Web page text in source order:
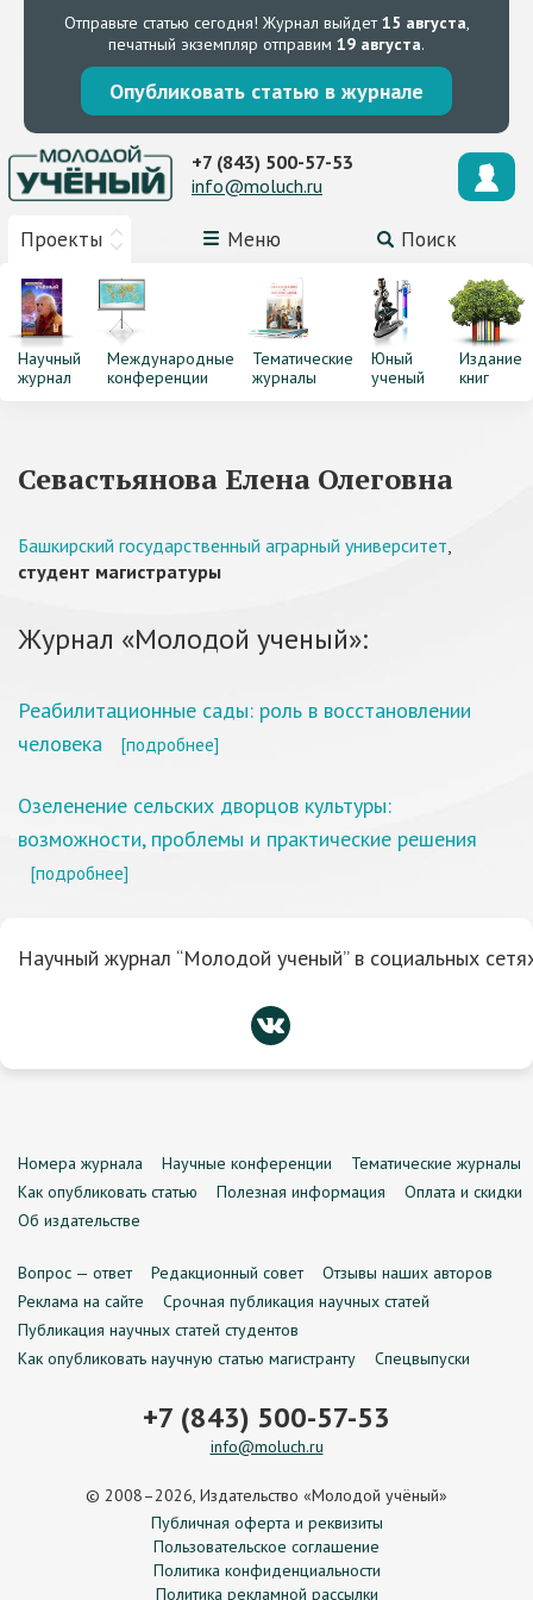
Отправьте статью сегодня! Журнал выйдет15 августа,
печатный экземпляр отправим 19 августа.
Опубликовать статью в журнале
Проекты Меню Поиск
+7 (843) 500-57-53
info@moluch.ru
Научный
журнал
Международные
конференции
Тематические
журналы
Юный
ученый
Издание
книг
Севастьянова Елена Олеговна
Башкирский государственный аграрный университет,
студент магистратуры
Журнал «Молодой ученый»:
Реабилитационные сады: роль в восстановлении
человека
[подробнее]
Озеленение сельских дворцов культуры:
возможности, проблемы и практические решения
[подробнее]
Научный журнал “Молодой ученый” в социальных
Номера журнала Научные конференции
Тематические журналы
Как опубликовать статью
Полезная информация
Оплата и скидки
Об издательстве
Вопрос — ответ Редакционный совет
Отзывы наших авторов
Реклама на сайте
Срочная публикация научных статей
Публикация научных статей студентов
Как опубликовать научную статью магистранту
Спецвыпуски
+7 (843) 500-57-53
info@moluch.ru
© 2008–2026, Издательство «Молодой учёный»
Публичная оферта и реквизиты
Пользовательское соглашение
Политика конфиденциальности
Политика рекламной рассылки